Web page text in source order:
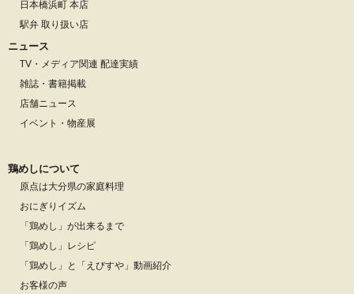
日本橋浜町 本店
駅弁 取り扱い店
ニュース
TV・メディア関連 配達実績
雑誌・書籍掲載
店舗ニュース
イベント・物産展
鶏めしについて
原点は大分県の家庭料理
おにぎりイズム
「鶏めし」が出来るまで
「鶏めし」レシピ
「鶏めし」と「えびすや」動画紹介
お客様の声